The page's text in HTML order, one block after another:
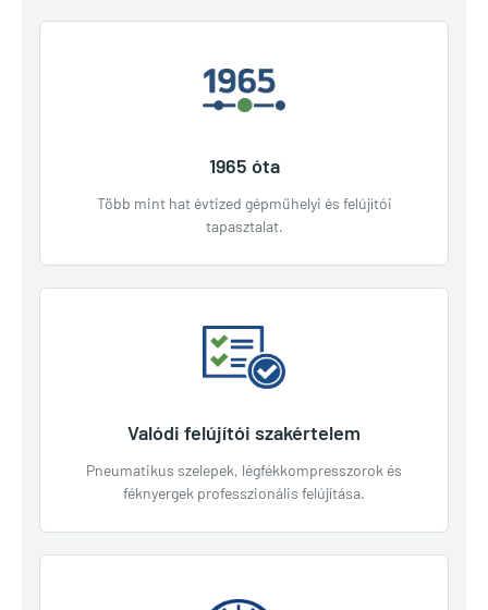
1965 óta
Több mint hat évtized gépműhelyi és felújítói
tapasztalat.
Valódi felújítói szakértelem
Pneumatikus szelepek, légfékkompresszorok és
féknyergek professzionális felújítása.